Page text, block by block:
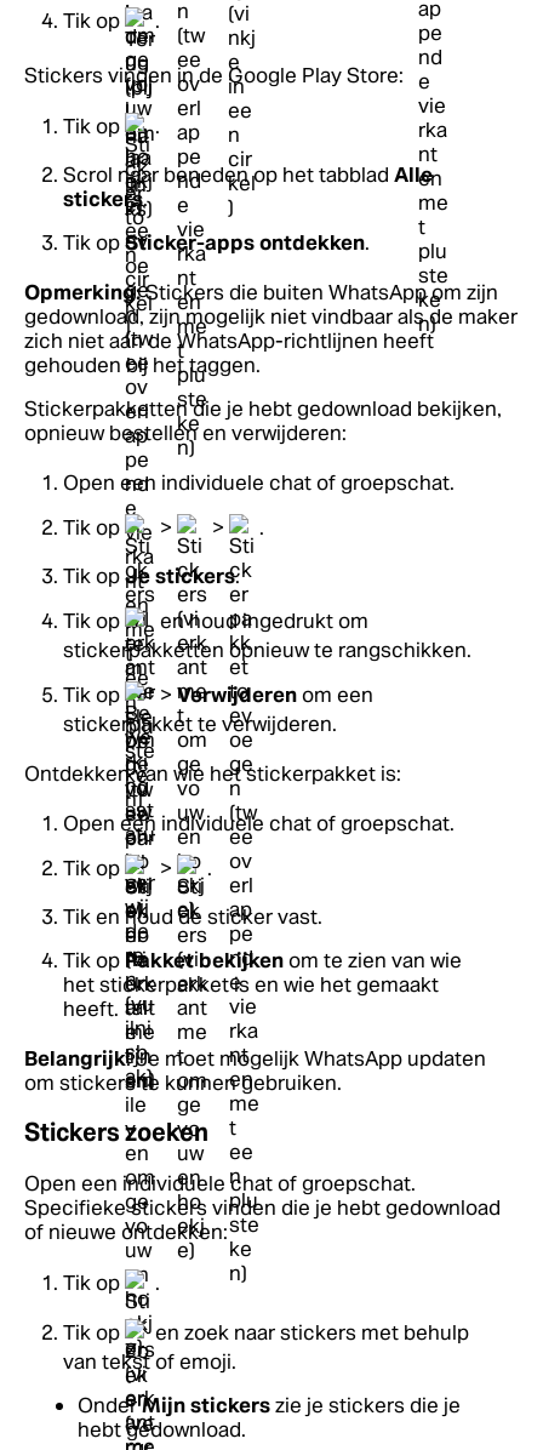
Tik op
.
Stickers vinden in de Google Play Store:
Tik op
.
Scrol naar beneden op het tabblad Alle
stickers.
Tik opSticker-apps ontdekken.
Opmerking:Stickers die buiten WhatsApp om zijn
gedownload, zijn mogelijk niet vindbaar als de maker
zich niet aan de WhatsApp-richtlijnen heeft
gehouden bij het taggen.
Stickerpakketten die je hebt gedownload bekijken,
opnieuw bestellen en verwijderen:
Open een individuele chat of groepschat.
Tik op
> >
.
Tik opJe stickers.
Tik op
en houd ingedrukt om
stickerpakketten opnieuw te rangschikken.
Tik op
> Verwijderenom een
stickerpakket te verwijderen.
Ontdekken van wie het stickerpakket is:
Open een individuele chat of groepschat.
Tik op
>
.
Tik en houd de sticker vast.
Tik op Pakket bekijkenom te zien van wie
het stickerpakket is en wie het gemaakt
heeft.
Belangrijk: Je moet mogelijk WhatsApp updaten
om stickers te kunnen gebruiken.
Stickers zoeken
Open een individuele chat of groepschat.
Specifieke stickers vinden die je hebt gedownload
of nieuwe ontdekken:
Tik op
.
Tik op
en zoek naar stickers met behulp
van tekst of emoji.
OnderMijn stickerszie je stickers die je
hebt gedownload.